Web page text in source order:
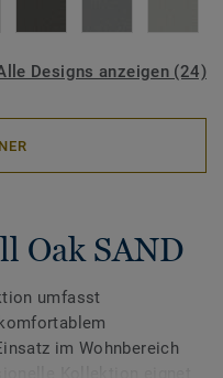
Designs anzeigen (24)
Oak SAND
umfasst
im Wohnbereich